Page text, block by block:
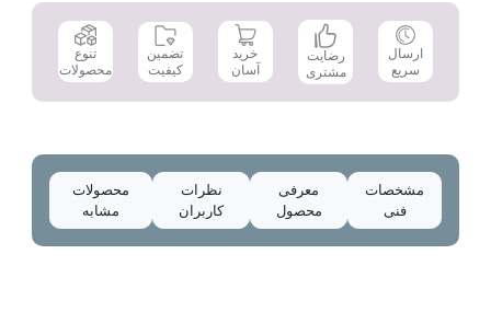
ارسال
سریع
رضایت
مشتری
خرید
آسان
تضمین
کیفیت
تنوع
محصولات
مشخصات
فنی
معرفی
محصول
نظرات
کاربران
محصولات
مشابه